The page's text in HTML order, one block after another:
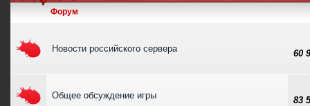
Форум
Новости российского сервера 60
Общее обсуждение игры 83